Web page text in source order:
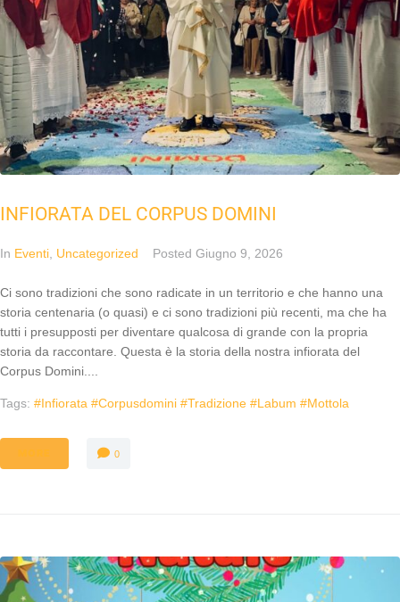
INFIORATA DEL CORPUS DOMINI
In Eventi Uncategorized Posted Giugno 9, 2026
Ci sono tradizioni che sono radicate in un territorio e che hanno una
storia centenaria (o quasi) e ci sono tradizioni più recenti, ma che ha
tutti i presupposti per diventare qualcosa di grande con la propria
storia da raccontare. Questa è la storia della nostra infiorata del
Corpus Domini....
Tags: #infiorata #corpusdomini #tradizione #labum #mottola
0